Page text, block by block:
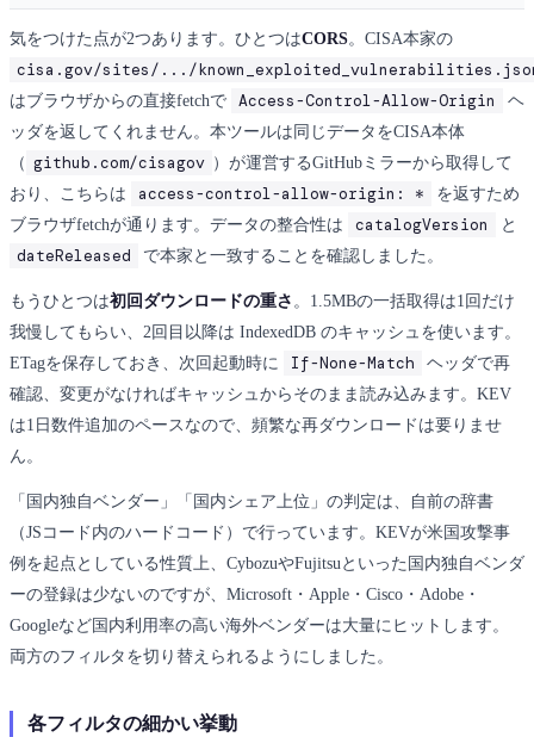
気をつけた点が2つあります。ひとつはCORS。CISA本家の
cisa.gov/sites/.../
はブラウザからの直接fetchで Access-Control-Allow-Origin
ヘ
ッダを返してくれません。本ツールは同じデータをCISA本体
（ github.com/cisagov ）が運営するGitHubミラーから取得して
おり、こちらは
access-control-allow-origin: *
を返すため
ブラウザfetchが通ります。データの整合性は
catalogVersion と
dateReleased で本家と一致することを確認しました。
もうひとつは初回ダウンロードの重さ 。1.5MBの一括取得は1回だけ
我慢してもらい、2回目以降は IndexedDB のキャッシュを使います。
ETagを保存しておき、次回起動時に
If-None-Match
ヘッダで再
確認、変更がなければキャッシュからそのまま読み込みます。KEV
は1日数件追加のペースなので、頻繁な再ダウンロードは要りませ
ん。
「国内独自ベンダー」「国内シェア上位」の判定は、自前の辞書
（JSコード内のハードコード）で行っています。KEVが米国攻撃事
例を起点としている性質上、CybozuやFujitsuといった国内独自ベンダ
ーの登録は少ないのですが、Microsoft・Apple・Cisco・Adobe・
Googleなど国内利用率の高い海外ベンダーは大量にヒットします。
両方のフィルタを切り替えられるようにしました。
各フィルタの細かい挙動